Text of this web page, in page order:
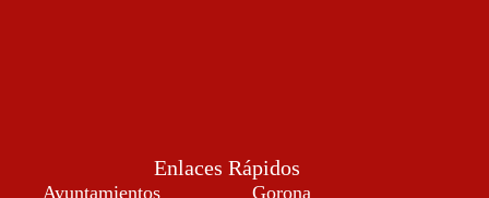
Enlaces Rápidos
Ayuntamientos Gorona